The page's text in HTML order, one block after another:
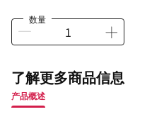
数量
了解更多商品信息
产品概述